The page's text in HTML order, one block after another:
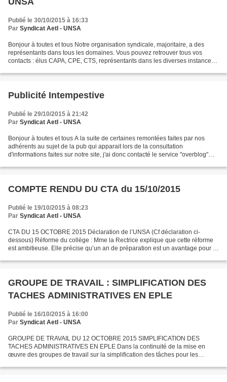
Publié le 30/10/2015 à 16:33
Par Syndicat AetI - UNSA
Bonjour à toutes et tous Notre organisation syndicale, majoritaire, a des
représentants dans tous les domaines. Vous pouvez retrouver tous vos
contacts : élus CAPA, CPE, CTS, représentants dans les diverses instances,
Publicité Intempestive
Publié le 29/10/2015 à 21:42
Par Syndicat AetI - UNSA
Bonjour à toutes et tous A la suite de certaines remontées faites par nos
adhérents au sujet de la pub qui apparait lors de la consultation
d'informations faites sur notre site, j'ai donc contacté le service "overblog"
COMPTE RENDU DU CTA du 15/10/2015
Publié le 19/10/2015 à 08:23
Par Syndicat AetI - UNSA
CTA DU 15 OCTOBRE 2015 Déclaration de l’UNSA (Cf déclaration ci-
dessous) Réforme du collège : Mme la Rectrice explique que cette réforme
est ambitieuse. Elle précise qu’un an de préparation est un avantage pour la
GROUPE DE TRAVAIL : SIMPLIFICATION DES
TACHES ADMINISTRATIVES EN EPLE
Publié le 16/10/2015 à 16:00
Par Syndicat AetI - UNSA
GROUPE DE TRAVAIL DU 12 OCTOBRE 2015 SIMPLIFICATION DES
TACHES ADMINISTRATIVES EN EPLE Dans la continuité de la mise en
œuvre des groupes de travail sur la simplification des tâches pour les